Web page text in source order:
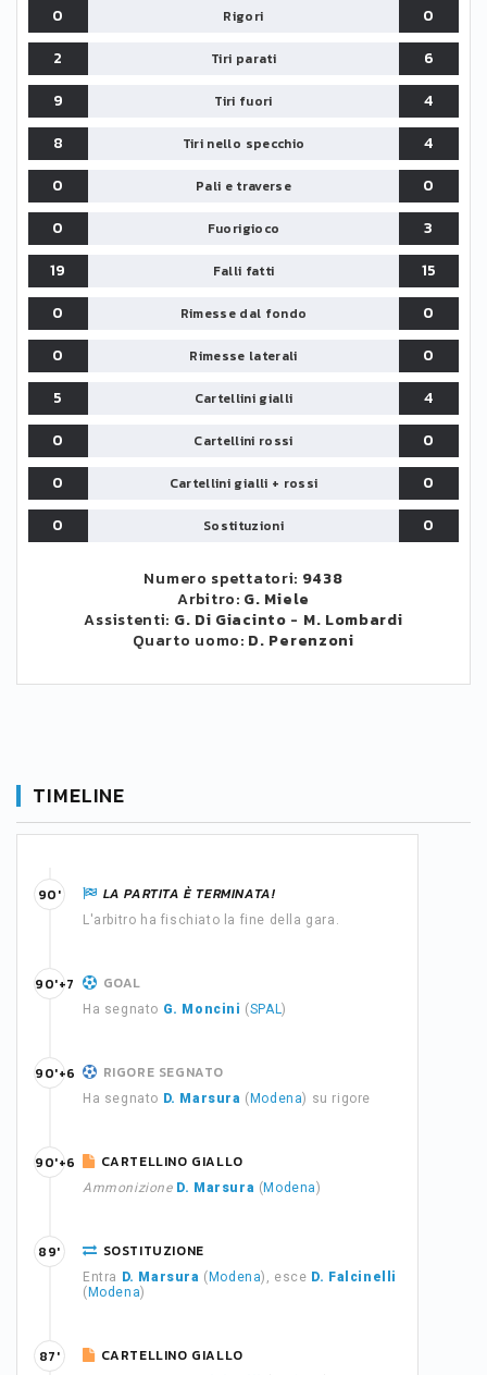
0 Rigori
0
2
Tiri parati
6
9
Tiri fuori
4
8
Tiri nello specchio
4
0
Pali e traverse
0
0
Fuorigioco
3
19
Falli fatti
15
0
Rimesse dal fondo
0
0
Rimesse laterali
0
5
Cartellini gialli
4
0
Cartellini rossi
0
0
Cartellini gialli + rossi
0
0
Sostituzioni 0
Numero spettatori: 9438
Arbitro: G. Miele
Assistenti: G. Di Giacinto - M. Lombardi
Quarto uomo: D. Perenzoni
TIMELINE
LA PARTITA È TERMINATA!
L'arbitro ha fischiato la fine della gara.
90'
GOAL
Ha segnato G. Moncini (SPAL)
90'+7
RIGORE SEGNATO
Ha segnato D. Marsura ( Modena) su rigore
90'+6
CARTELLINO GIALLO
Ammonizione D. Marsura ( Modena)
90'+6
SOSTITUZIONE
Entra D. Marsura ( Modena), esce D. Falcinelli
( Modena)
89'
CARTELLINO GIALLO
87'